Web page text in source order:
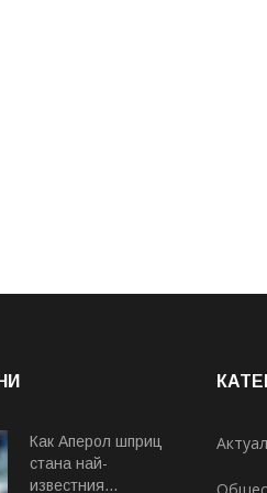
Как Аперол шприц
стана най-
известния...